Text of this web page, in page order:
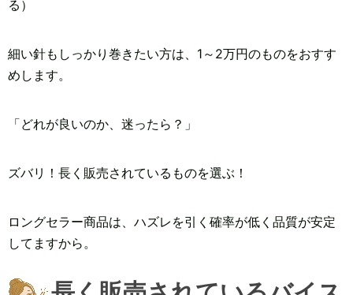
る）
細い針もしっかり巻きたい方は、1～2万円のものをおすす
めします。
「どれが良いのか、迷ったら？」
ズバリ！長く販売されているものを選ぶ！
ロングセラー商品は、ハズレを引く確率が低く品質が安定
してますから。